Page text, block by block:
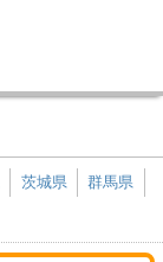
茨城県
群馬県